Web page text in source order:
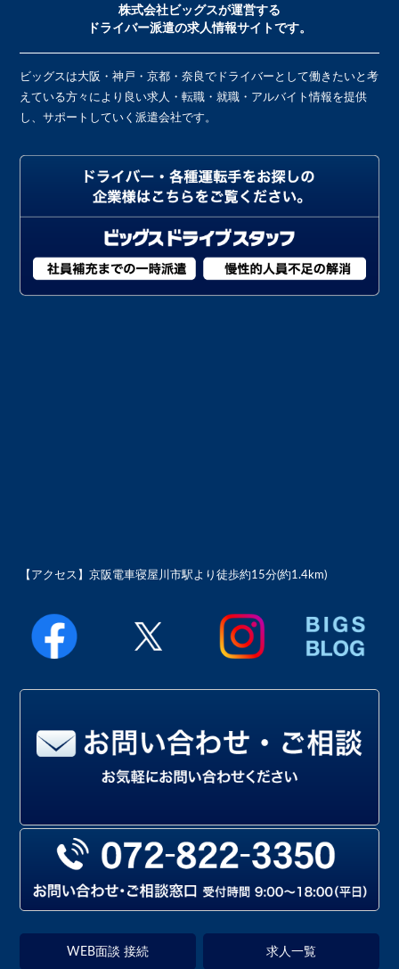
株式会社ビッグスが運営する
ドライバー派遣の求人情報サイトです。
ビッグスは大阪・神戸・京都・奈良でドライバーとして働きたいと考
えている方々により良い求人・転職・就職・アルバイト情報を提供
し、サポートしていく派遣会社です。
【アクセス】京阪電車寝屋川市駅より徒歩約15分(約1.4km)
WEB面談 接続 求人一覧